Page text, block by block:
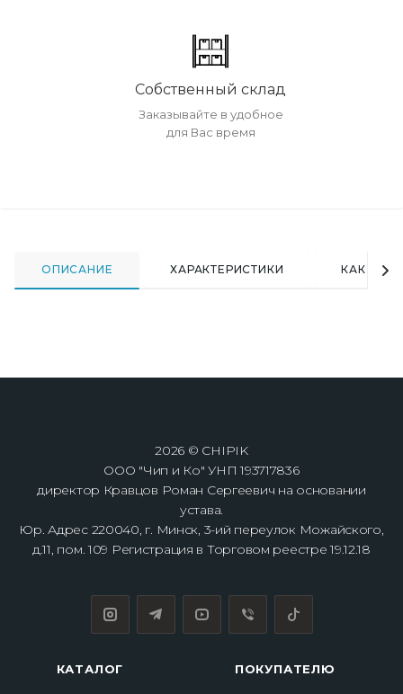
Собственный склад
Заказывайте в удобное
для Вас время
ОПИСАНИЕ ХАРАКТЕРИСТИКИ КАК
2026 © CHIPIK
ООО "Чип и Ко" УНП 193717836
директор Кравцов Роман Сергеевич на основании
устава.
Юр. Адрес 220040, г. Минск, 3-ий переулок Можайского,
д.11, пом. 109 Регистрация в Торговом реестре 19.12.18
КАТАЛОГ ПОКУПАТЕЛЮ